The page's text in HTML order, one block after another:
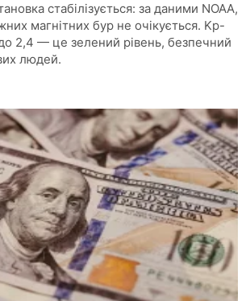
стабілізується: за даними NOAA,
магнітних бур не очікується. Kp-
2,4 — це зелений рівень, безпечний
людей.